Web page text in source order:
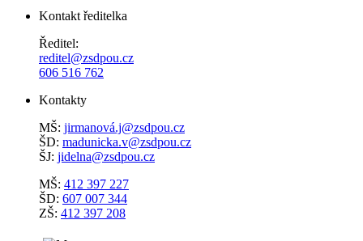
Kontakt ředitelka
Ředitel:
reditel@zsdpou.cz
606 516 762
Kontakty
MŠ: jirmanová.j@zsdpou.cz
ŠD: madunicka.v@zsdpou.cz
ŠJ: jidelna@zsdpou.cz
MŠ: 412 397 227
ŠD: 607 007 344
ZŠ: 412 397 208